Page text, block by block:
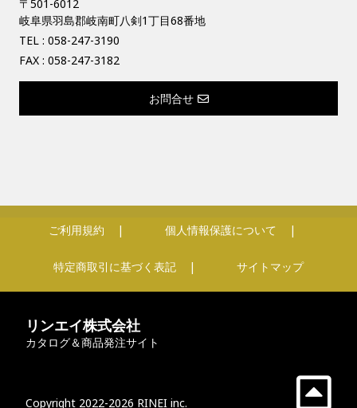
〒501-6012
岐阜県羽島郡岐南町八剣1丁目68番地
TEL : 058-247-3190
FAX : 058-247-3182
お問合せ
ご利用規約 個人情報保護について
特定商取引に基づく表記 サイトマップ
リンエイ株式会社
カタログ＆商品発注サイト
Copyright 2022-2026 RINEI inc.